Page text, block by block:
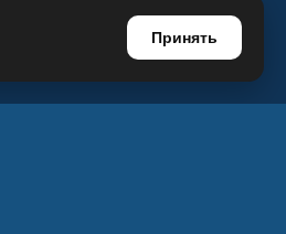
Регистрация для администраторов
Принять